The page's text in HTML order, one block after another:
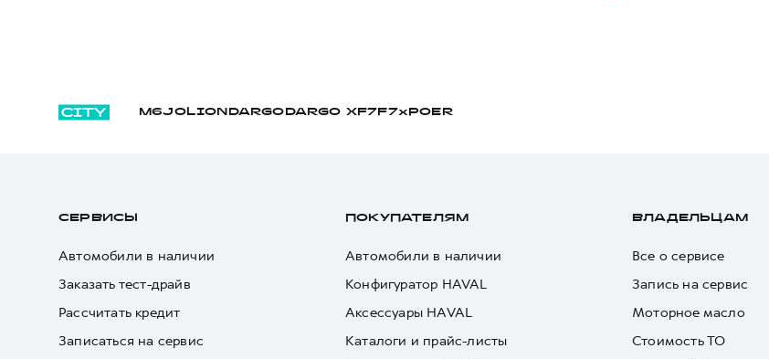
M6JOLION DARGO DARGO Х F7 F7x POER
СЕРВИСЫ
Автомобили в наличии
Заказать тест-драйв
Рассчитать кредит
Записаться на сервис
ПОКУПАТЕЛЯМ
Автомобили в наличии
Конфигуратор HAVAL
Аксессуары HAVAL
Каталоги и прайс-листы
ВЛАДЕЛЬЦАМ
Все о сервисе
Запись на сервис
Моторное масло
Стоимость ТО